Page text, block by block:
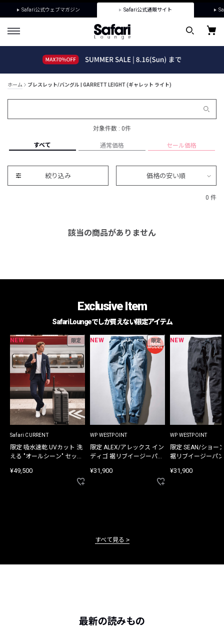
Safari公式ウェブマガジン Safari公式通販サイト
ホーム ブレスレット/バングル | GARRETT LEIGHT (ギャレット ライト)
対象件数 : 0件
すべて 通常価格 セール価格
絞り込み 価格の安い順
0 件
該当の商品がありません
Exclusive Item
Safari Loungeでしか買えない限定アイテム
NEW 限定
Safari CURRENT
限定 吸水速乾 UVカット 洗
える "オールシーン" セット
¥49,500
NEW 限定
WP WESTPOINT
限定 ALEX/アレックス イン
ディゴ 裾リブイージーパン
¥31,900
NEW
WP WESTPOINT
限定 SEAN/ショー
裾リブイージーパ
¥31,900
すべて見る
最新の読みもの